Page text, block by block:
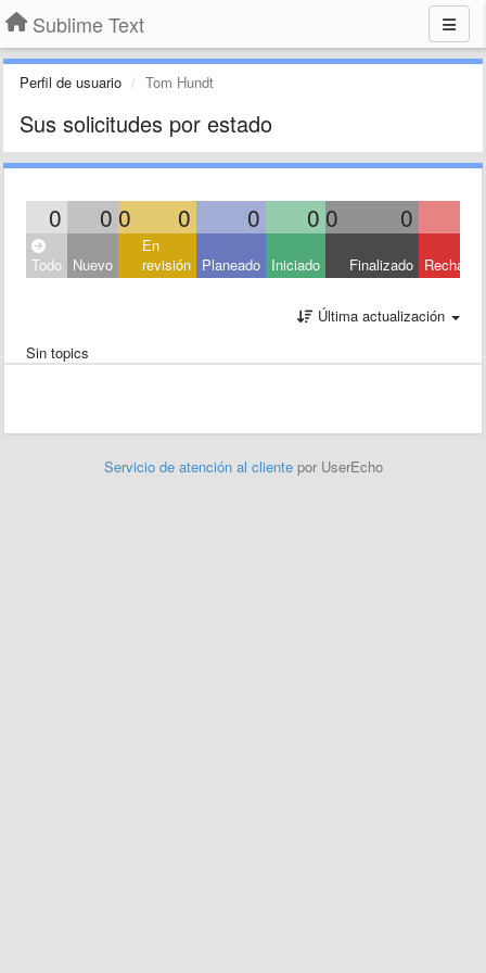
Sublime Text
Perfil de usuario Tom Hundt
Sus solicitudes por estado
0 0 0 0 0 0 0 0
Todo Nuevo
En
revisión Planeado Iniciado Finalizado
Última actualización
Sin topics
Servicio de atención al cliente por UserEcho